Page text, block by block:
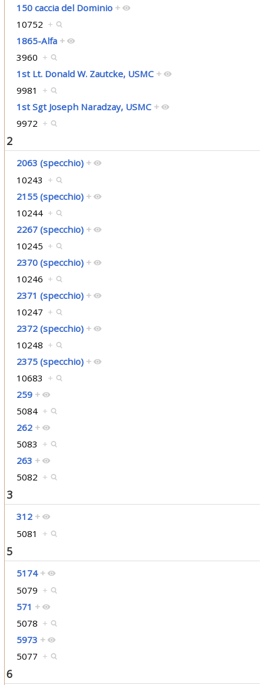
150 caccia del Dominio +
10752 +
1865-Alfa +
3960 +
1st Lt. Donald W. Zautcke, USMC +
9981 +
1st Sgt Joseph Naradzay, USMC +
9972 +
2
2063 (specchio) +
10243 +
2155 (specchio) +
10244 +
2267 (specchio) +
10245 +
2370 (specchio) +
10246 +
2371 (specchio) +
10247 +
2372 (specchio) +
10248 +
2375 (specchio) +
10683 +
259 +
5084 +
262 +
5083 +
263 +
5082 +
3
312 +
5081 +
5
5174 +
5079 +
571 +
5078 +
5973 +
5077 +
6